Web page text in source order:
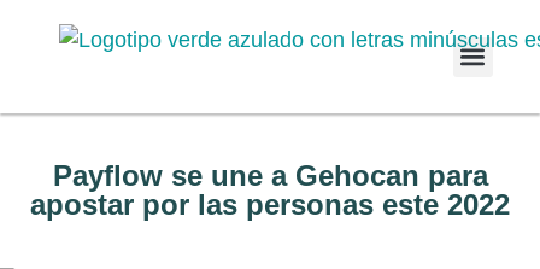
Payflow se une a Gehocan para
apostar por las personas este 2022